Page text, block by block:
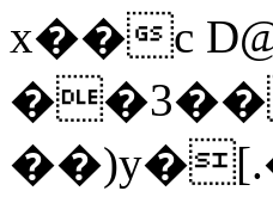
x��c
��3��